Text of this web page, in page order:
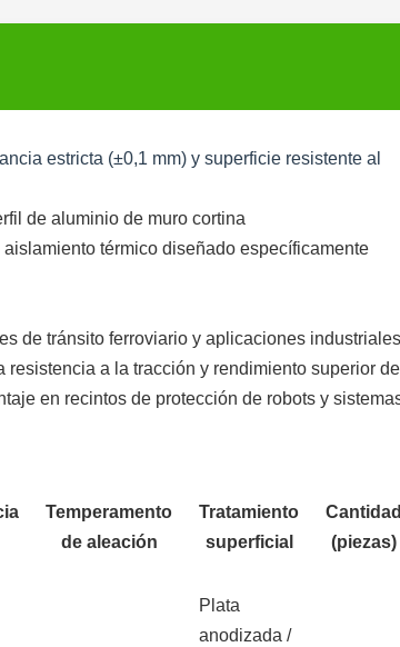
estricta (±0,1 mm) y superficie resistente al
de aluminio de muro cortina
térmico diseñado específicamente
de tránsito ferroviario y aplicaciones
a la tracción y rendimiento superior de
en recintos de protección de robots y
Temperamento
de aleación
Tratamiento
superficial
Cantidad
(piezas)
Plata
anodizada /